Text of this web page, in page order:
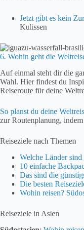
Jetzt gibt es kein
Kulissen
6. Wohin geht die
Auf einmal steht dir die
Wahl. Hier findest du
Reiseroute für deine
So planst du deine
zur Routenplanung,
Reiseziele nach Themen
Welche Länder sind
10 einfache
Das sind die
Die besten
Wohin reisen?
Reiseziele in Asien